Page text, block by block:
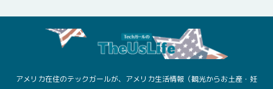
アメリカ在住のテックガールが、アメリカ生活情報（観光からお土産・妊